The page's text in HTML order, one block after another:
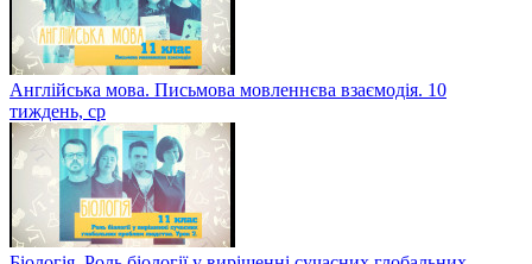
Англійська мова. Письмова мовленнєва взаємодія. 10
тиждень, ср